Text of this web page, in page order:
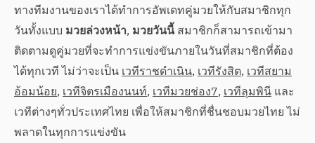
ทางทีมงานของเราได้ทำการอัพเดทคู่มวยให้กับสมาชิกทุก
วันทั้งแบบ มวยล่วงหน้า, มวยวันนี้สมาชิกก็สามารถเข้ามา
ติดตามดูคู่มวยที่จะทำการแข่งขันภายในวันที่สมาชิกที่ต้อง
ได้ทุกเวที ไม่ว่าจะเป็นเวทีราชดำเนิน,เวทีรังสิต,เวทีสยาม
อ้อมน้อย,เวทีจิตรเมืองนนท์,เวทีมวยช่อง7,เวทีลุมพินีและ
เวทีต่างๆทั่วประเทศไทย เพื่อให้สมาชิกที่ชื่นชอบมวยไทย ไม่
พลาดในทุกการแข่งขัน